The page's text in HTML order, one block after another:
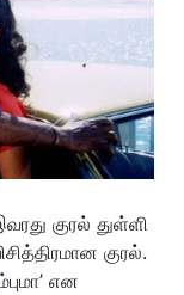
குரல் துள்ளி
குரல்.
என